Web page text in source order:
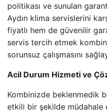
politikası ve sunulan
Aydın klima servislerini
fiyatlı hem de güvenilir
servis tercih etmek
sorunsuz çalışmasını
Acil Durum Hizmeti ve
Kombinizde beklenmedik
etkili bir şekilde müdahale